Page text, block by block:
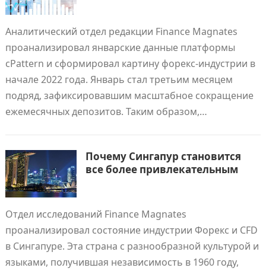
Аналитический отдел редакции Finance Magnates
проанализировал январские данные платформы
cPattern и сформировал картину форекс-индустрии в
начале 2022 года. Январь стал третьим месяцем
подряд, зафиксировавшим масштабное сокращение
ежемесячных депозитов. Таким образом,…
Почему Сингапур становится
все более привлекательным
Отдел исследований Finance Magnates
проанализировал состояние индустрии Форекс и CFD
в Сингапуре. Эта страна с разнообразной культурой и
языками, получившая независимость в 1960 году,